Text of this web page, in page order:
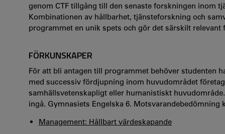
genom CTF tillgång till den senaste forskningen inom
Kombinationen av hållbarhet, tjänsteforskning och
programmet en unik spets och gör det särskilt
FÖRKUNSKAPER
För att bli antagen till programmet behöver studenten
med successiv fördjupning inom huvudområdet
samhällsvetenskapligt eller humanistiskt
ingå. Gymnasiets Engelska 6. Motsvarandebedömning
Management: Hållbart värdeskapande